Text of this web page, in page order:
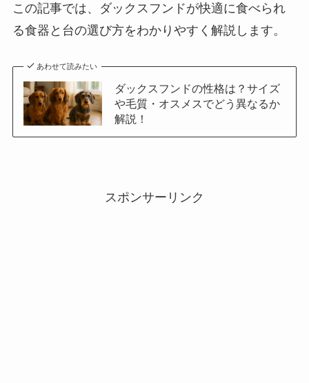
この記事では、ダックスフンドが快適に食べられ
る食器と台の選び方をわかりやすく解説します。
あわせて読みたい
ダックスフンドの性格は？サイズ
や毛質・オスメスでどう異なるか
解説！
スポンサーリンク